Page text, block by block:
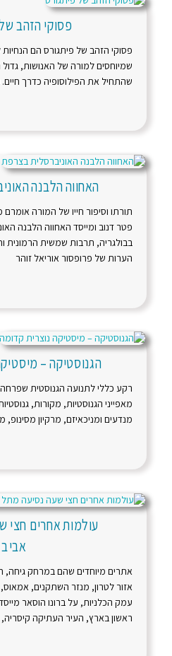
פסוקי הזהב של
פסוקי הזהב של פיתגורס הם הנחיות
שמיוחסים למורה של האנושות, גדול
שהתחיל את הפילוסופיה כדרך חיים.
האחווה הלבנה
תורתו וסיפור חייו של המורה אומרם
פטר דנוב ומייסד האחווה הלבנה
בבולגריה, תרבות שמשית הרמונית
הערות של פרופסור אוריאל זוהר
הגנוסטיקה –
מאפייני הגנוסטיות, מקורות,
מנדעים ומניכאיזם, מרקיון מסינופ,
עולמות אחרים חצי
אביב
אתרים מיוחדים שהם במרחק גיחה,
אזור לטרון, מנזר השתקנים, אמאוס,
עמק הכלניות, על ברונו הוסאר מייסד
ראשון בארץ, העיר העתיקה קיסריה,